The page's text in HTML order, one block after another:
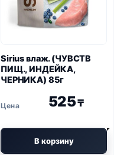
Sirius влаж. (ЧУВСТВ
ПИЩ., ИНДЕЙКА,
ЧЕРНИКА) 85г
525₸
В корзину